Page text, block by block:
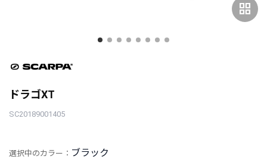
grid_view
ドラゴXT
SC20189001405
選択中のカラー： ブラック